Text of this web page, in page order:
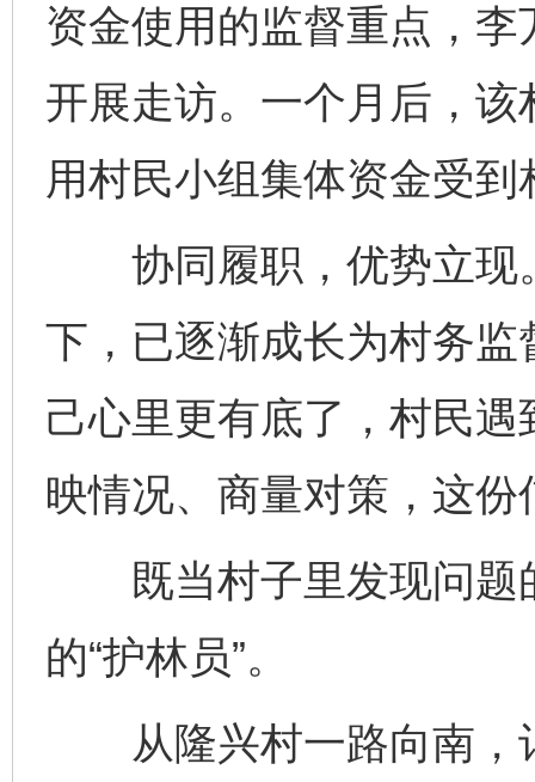
资金使用的监督重点，
开展走访。一个月后，
用村民小组集体资金受到
协同履职，优势立现
下，已逐渐成长为村务监
己心里更有底了，村民
映情况、商量对策，这
既当村子里发现问题
的“护林员”。
从隆兴村一路向南，